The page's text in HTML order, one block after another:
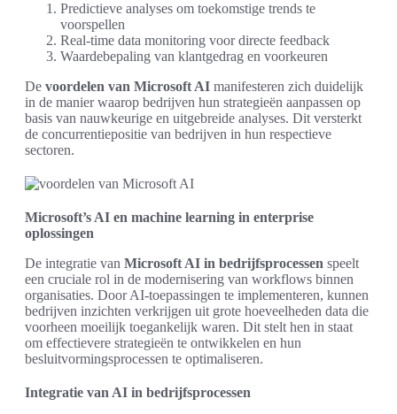
Predictieve analyses om toekomstige trends te
voorspellen
Real-time data monitoring voor directe feedback
Waardebepaling van klantgedrag en voorkeuren
De voordelen van Microsoft AI manifesteren zich duidelijk
in de manier waarop bedrijven hun strategieën aanpassen op
basis van nauwkeurige en uitgebreide analyses. Dit versterkt
de concurrentiepositie van bedrijven in hun respectieve
sectoren.
Microsoft’s AI en machine learning in enterprise
oplossingen
De integratie van Microsoft AI in bedrijfsprocessen speelt
een cruciale rol in de modernisering van workflows binnen
organisaties. Door AI-toepassingen te implementeren, kunnen
bedrijven inzichten verkrijgen uit grote hoeveelheden data die
voorheen moeilijk toegankelijk waren. Dit stelt hen in staat
om effectievere strategieën te ontwikkelen en hun
besluitvormingsprocessen te optimaliseren.
Integratie van AI in bedrijfsprocessen